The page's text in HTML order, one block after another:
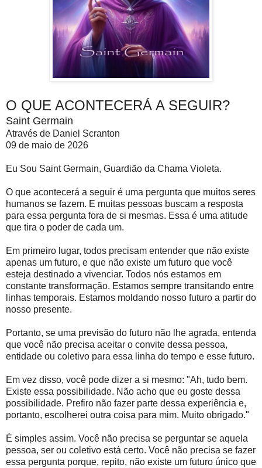
O QUE ACONTECERÁ A SEGUIR?
Saint Germain
Através de Daniel Scranton
09 de maio de 2026
Eu Sou Saint Germain, Guardião da Chama Violeta.
O que acontecerá a seguir é uma pergunta que muitos seres
humanos se fazem. E muitas pessoas buscam a resposta
para essa pergunta fora de si mesmas. Essa é uma atitude
que tira o poder de cada um.
Em primeiro lugar, todos precisam entender que não existe
apenas um futuro, e que não existe um futuro que você
esteja destinado a vivenciar. Todos nós estamos em
constante transformação. Estamos sempre transitando entre
linhas temporais. Estamos moldando nosso futuro a partir do
nosso presente.
Portanto, se uma previsão do futuro não lhe agrada, entenda
que você não precisa aceitar o convite dessa pessoa,
entidade ou coletivo para essa linha do tempo e esse futuro.
Em vez disso, você pode dizer a si mesmo: "Ah, tudo bem.
Existe essa possibilidade. Não acho que eu goste dessa
possibilidade. Prefiro não fazer parte dessa experiência e,
portanto, escolherei outra coisa para mim. Muito obrigado."
É simples assim. Você não precisa se perguntar se aquela
pessoa, ser ou coletivo está certo. Você não precisa se fazer
essa pergunta porque, repito, não existe um futuro único que